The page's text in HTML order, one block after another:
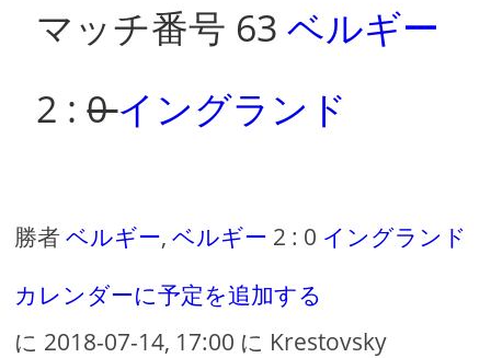
マッチ番号 63ベルギー
2 :0イングランド
勝者ベルギー,ベルギー 2 : 0 イングランド
カレンダーに予定を追加する
に 2018-07-14, 17:00 に Krestovsky